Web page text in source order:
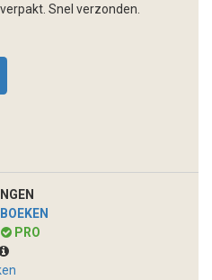
Snel verzonden.
PRO